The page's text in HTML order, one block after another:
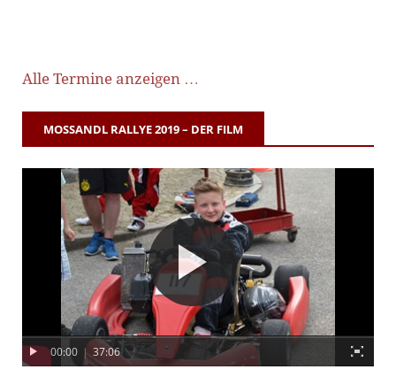
Alle Termine anzeigen …
MOSSANDL RALLYE 2019 – DER FILM
00:00 | 37:06